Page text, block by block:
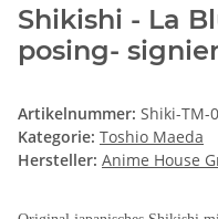
Shikishi - La
posing-
Artikelnummer: Shiki-TM-
Kategorie: Toshio Maeda
Hersteller: Anime House